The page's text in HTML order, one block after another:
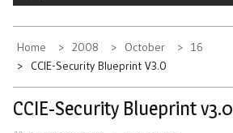
Home 2008 October
16
CCIE-Security Blueprint V3.0
CCIE-Security Blueprint v3.0